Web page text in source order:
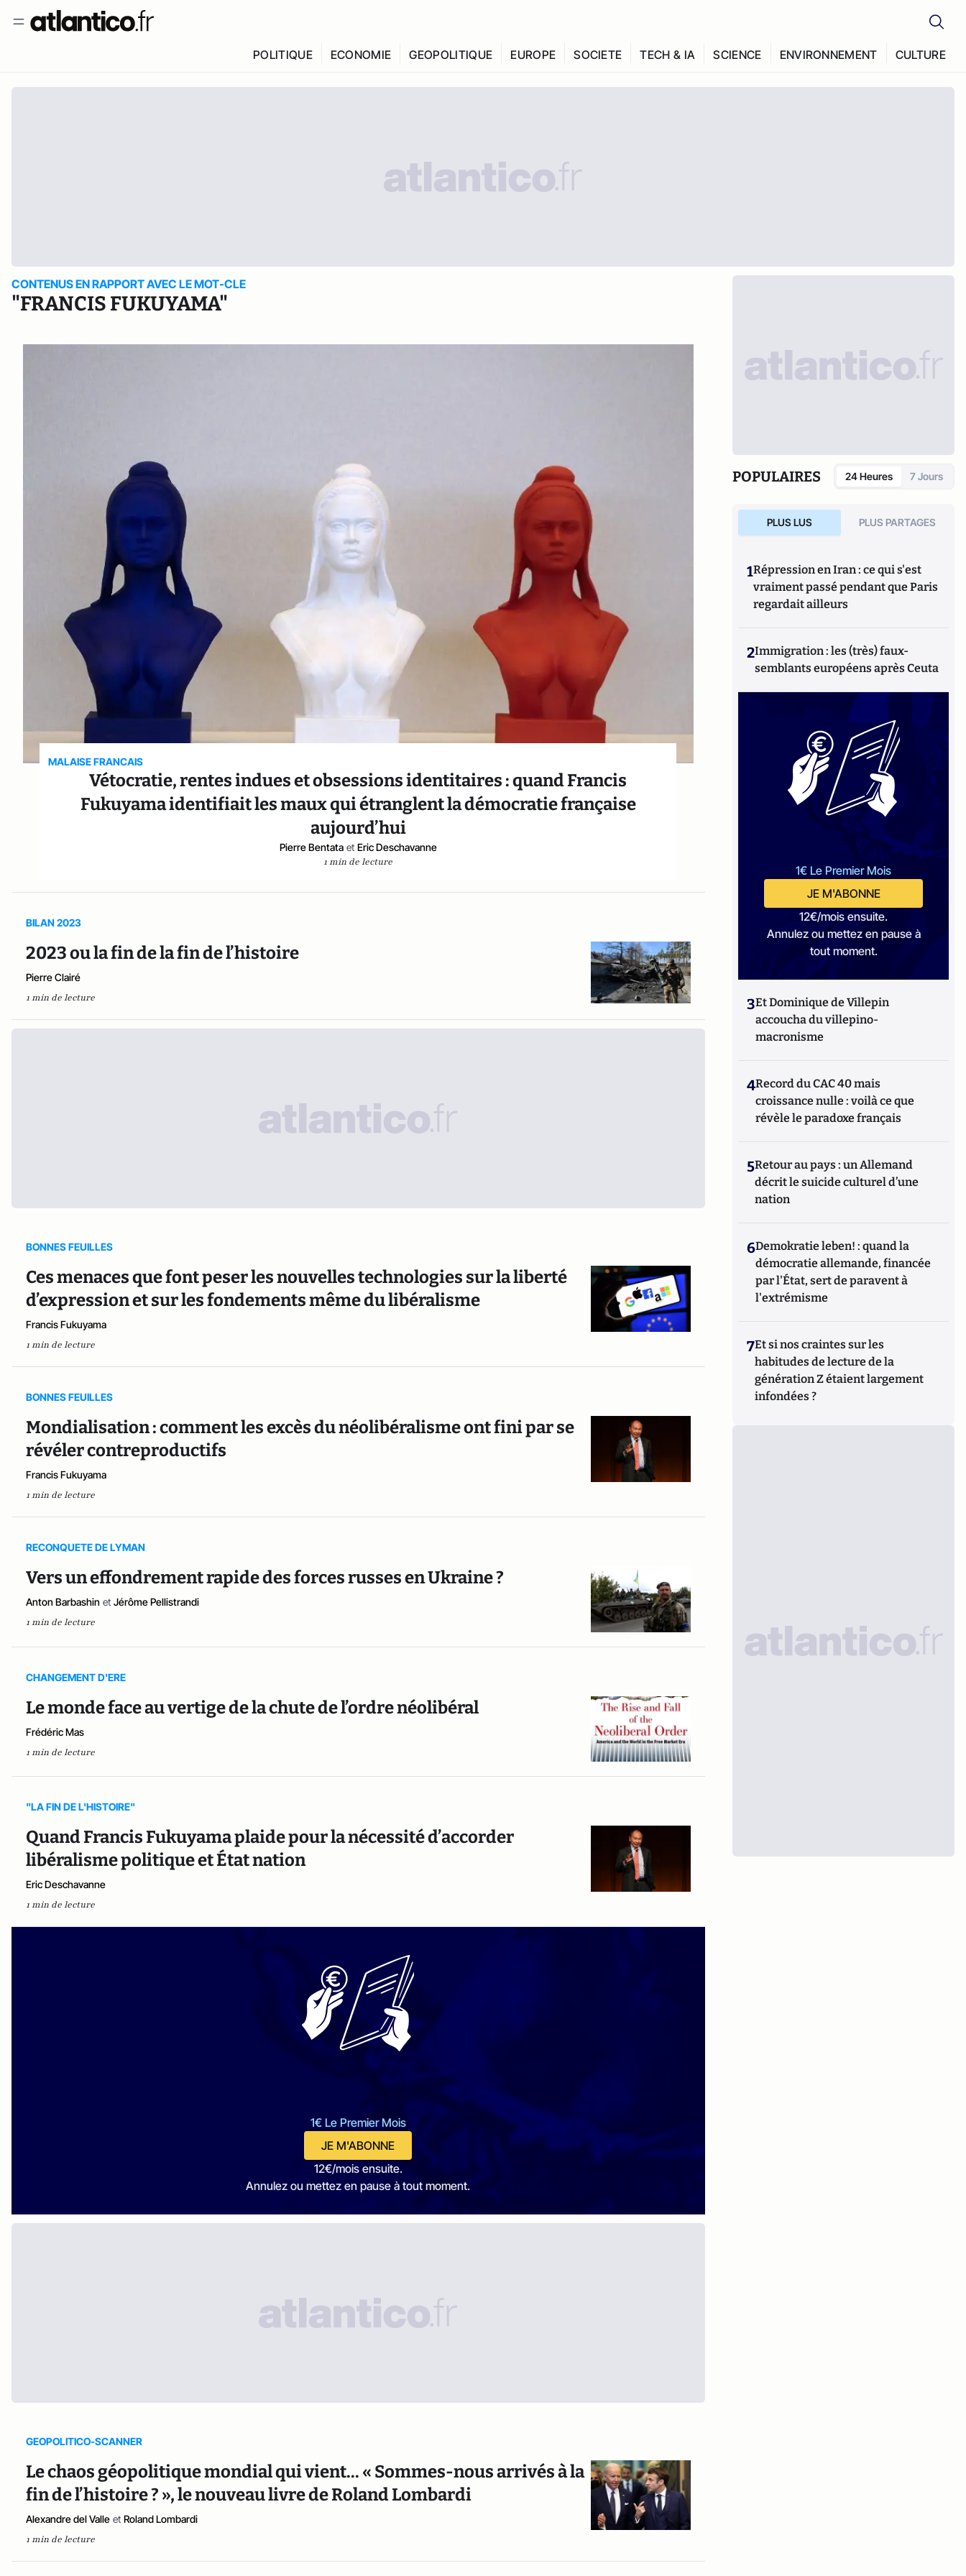
POLITIQUE ECONOMIE GEOPOLITIQUE EUROPE SOCIETE TECH & IA SCIENCE ENVIRONNEMENT CULTURE
CONTENUS EN RAPPORT AVEC LE MOT-CLE
"FRANCIS FUKUYAMA"
MALAISE FRANCAIS
Vétocratie, rentes indues et obsessions identitaires : quand Francis
Fukuyama identifiait les maux qui étranglent la démocratie française
aujourd’hui
Pierre Bentata et Eric Deschavanne
1 min de lecture
BILAN 2023
2023 ou la fin de la fin de l’histoire
Pierre Clairé
1 min de lecture
BONNES FEUILLES
Ces menaces que font peser les nouvelles technologies sur la liberté
d’expression et sur les fondements même du libéralisme
Francis Fukuyama
1 min de lecture
BONNES FEUILLES
Mondialisation : comment les excès du néolibéralisme ont fini par se
révéler contreproductifs
Francis Fukuyama
1 min de lecture
RECONQUETE DE LYMAN
Vers un effondrement rapide des forces russes en Ukraine ?
Anton Barbashin et Jérôme Pellistrandi
1 min de lecture
CHANGEMENT D'ERE
Le monde face au vertige de la chute de l’ordre néolibéral
Frédéric Mas
1 min de lecture
"LA FIN DE L'HISTOIRE"
Quand Francis Fukuyama plaide pour la nécessité d’accorder
libéralisme politique et État nation
Eric Deschavanne
1 min de lecture
1€ Le Premier Mois
JE M'ABONNE
12€/mois ensuite.
Annulez ou mettez en pause à tout moment.
GEOPOLITICO-SCANNER
Le chaos géopolitique mondial qui vient... « Sommes-nous arrivés à la
fin de l’histoire ? », le nouveau livre de Roland Lombardi
Alexandre del Valle et Roland Lombardi
1 min de lecture
POPULAIRES 24 Heures 7 Jours
PLUS LUS PLUS PARTAGES
1Répression en Iran : ce qui s'est
vraiment passé pendant que Paris
regardait ailleurs
2Immigration : les (très) faux-
semblants européens après Ceuta
1€ Le Premier Mois
JE M'ABONNE
12€/mois ensuite.
Annulez ou mettez en pause à
tout moment.
3Et Dominique de Villepin
accoucha du villepino-
macronisme
4Record du CAC 40 mais
croissance nulle : voilà ce que
révèle le paradoxe français
5Retour au pays : un Allemand
décrit le suicide culturel d’une
nation
6Demokratie leben! : quand la
démocratie allemande, financée
par l'État, sert de paravent à
l'extrémisme
7Et si nos craintes sur les
habitudes de lecture de la
génération Z étaient largement
infondées ?